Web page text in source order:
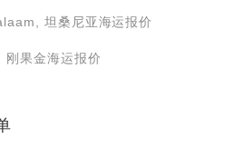
坦桑尼亚海运报价
果金海运报价